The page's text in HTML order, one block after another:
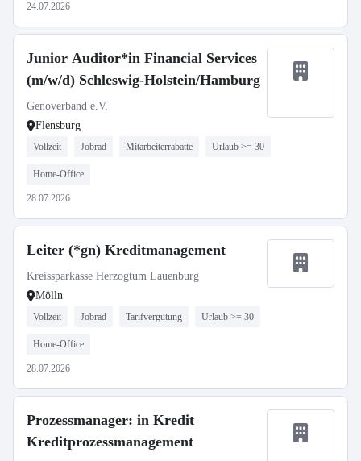
24.07.2026
Junior Auditor*in Financial Services
(m/w/d) Schleswig-Holstein/Hamburg
Genoverband e.V.
Flensburg
Vollzeit Jobrad Mitarbeiterrabatte Urlaub >= 30
Home-Office
28.07.2026
Leiter (*gn) Kreditmanagement
Kreissparkasse Herzogtum Lauenburg
Mölln
Vollzeit Jobrad Tarifvergütung Urlaub >= 30
Home-Office
28.07.2026
Prozessmanager: in Kredit
Kreditprozessmanagement